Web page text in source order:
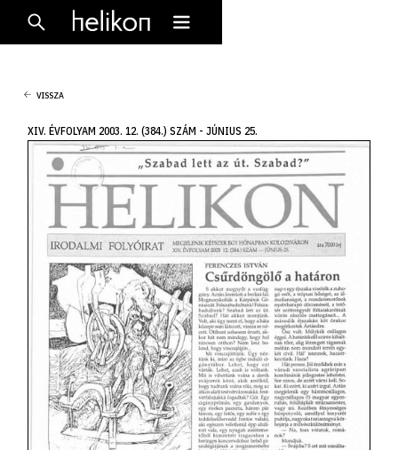
VISSZA
XIV. ÉVFOLYAM 2003. 12. (384.) SZÁM - JÚNIUS 25.